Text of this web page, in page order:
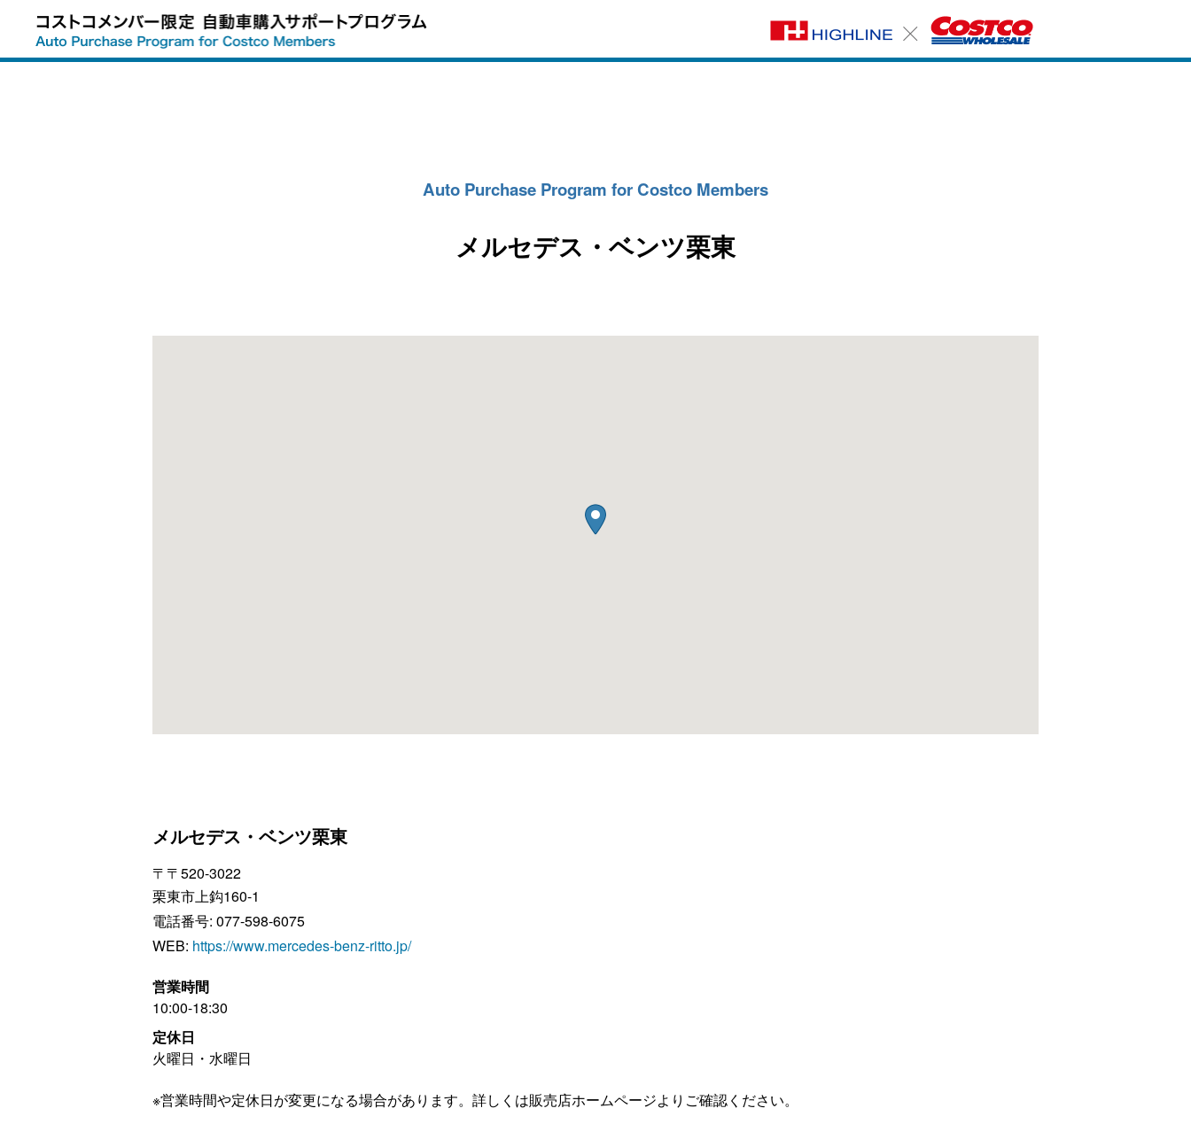
Auto Purchase Program for Costco Members
メルセデス・ベンツ栗東
メルセデス・ベンツ栗東
〒 〒520-3022
栗東市上鈎160-1
電話番号: 077-598-6075
WEB: https://www.mercedes-benz-ritto.jp/
営業時間
10:00-18:30
定休日
火曜日・水曜日
※営業時間や定休日が変更になる場合があります。詳しくは販売店ホームページよりご確認ください。